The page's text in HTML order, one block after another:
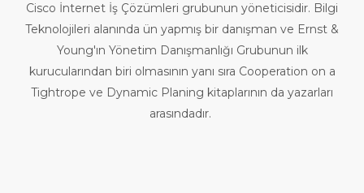
Cisco İnternet İş Çözümleri grubunun yöneticisidir. Bilgi
Teknolojileri alanında ün yapmış bir danışman ve Ernst &
Young'ın Yönetim Danışmanlığı Grubunun ilk
kurucularından biri olmasının yanı sıra Cooperation on a
Tightrope ve Dynamic Planing kitaplarının da yazarları
arasındadır.